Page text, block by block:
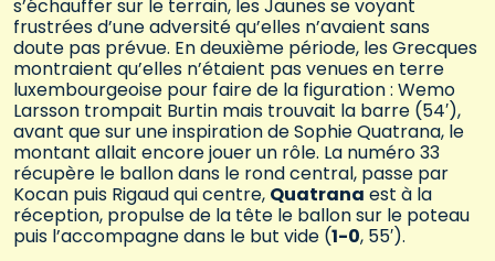
s’échauffer sur le terrain, les Jaunes se voyant
frustrées d’une adversité qu’elles n’avaient sans
doute pas prévue. En deuxième période, les Grecques
montraient qu’elles n’étaient pas venues en terre
luxembourgeoise pour faire de la figuration : Wemo
Larsson trompait Burtin mais trouvait la barre (54′),
avant que sur une inspiration de Sophie Quatrana, le
montant allait encore jouer un rôle. La numéro 33
récupère le ballon dans le rond central, passe par
Kocan puis Rigaud qui centre, Quatrana est à la
réception, propulse de la tête le ballon sur le poteau
puis l’accompagne dans le but vide (1-0, 55′).